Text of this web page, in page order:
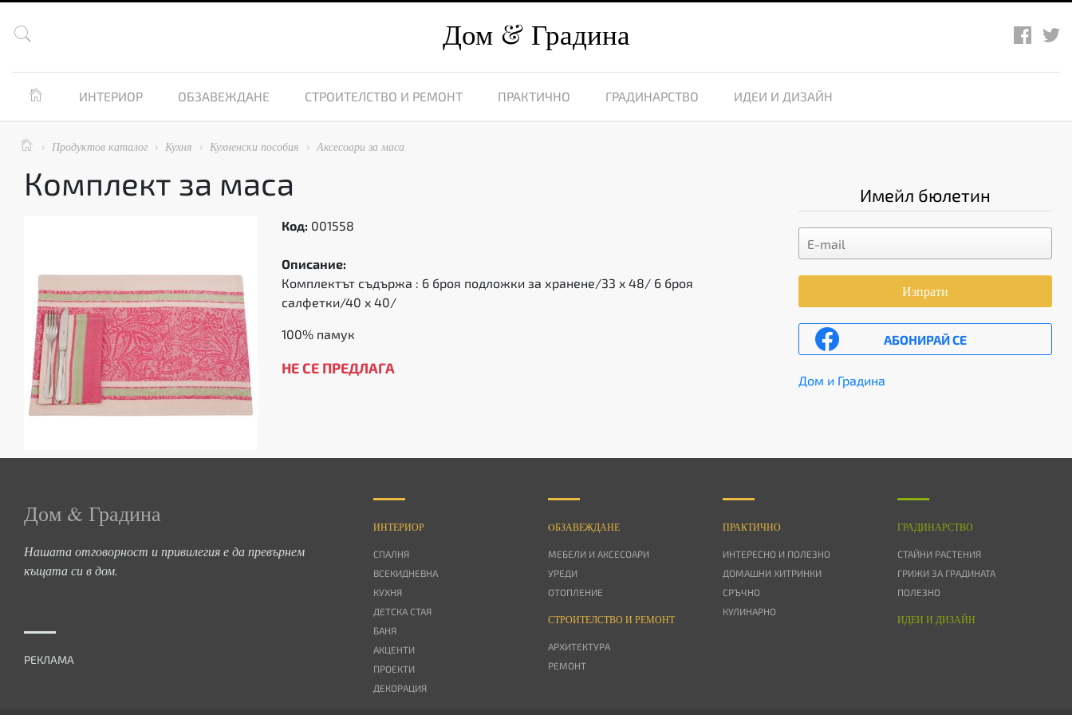
 Дом Градина
 ИНТЕРИОР ОБЗАВЕЖДАНЕ СТРОИТЕЛСТВО И РЕМОНТ ПРАКТИЧНО ГРАДИНАРСТВО ИДЕИ И ДИЗАЙН
  Продуктов каталог  Кухня  Кухненски пособия  Аксесоари за маса
Комплект за маса
Код: 001558
Описание:
Комплектът съдържа : 6 броя подложки за хранене/33 x 48/ 6 броя
салфетки/40 x 40/
100% памук
НЕ СЕ ПРЕДЛАГА
Имейл бюлетин
Изпрати
АБОНИРАЙ СЕ
Дом и Градина
Дом & Градина
Нашата отговорност и привилегия е да превърнем
къщата си в дом.
РЕКЛАМА
ИНТЕРИОР
СПАЛНЯ
ВСЕКИДНЕВНА
КУХНЯ
ДЕТСКА СТАЯ
БАНЯ
АКЦЕНТИ
ПРОЕКТИ
ДЕКОРАЦИЯ
OБЗАВЕЖДАНЕ
МЕБЕЛИ И АКСЕСОАРИ
УРЕДИ
ОТОПЛЕНИЕ
СТРОИТЕЛСТВО И РЕМОНТ
АРХИТЕКТУРА
РЕМОНТ
ПРАКТИЧНО
ИНТЕРЕСНО И ПОЛЕЗНО
ДОМАШНИ ХИТРИНКИ
СРЪЧНО
КУЛИНАРНО
ГРАДИНАРСТВО
СТАЙНИ РАСТЕНИЯ
ГРИЖИ ЗА ГРАДИНАТА
ПОЛЕЗНО
ИДЕИ И ДИЗАЙН